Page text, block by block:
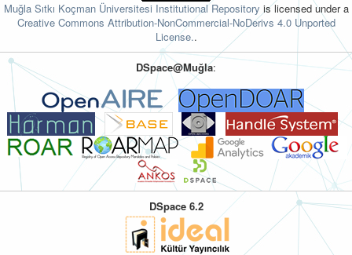
Muğla Sıtkı Koçman Üniversitesi Institutional Repository is licensed under a
Creative Commons Attribution-NonCommercial-NoDerivs 4.0 Unported
License..
DSpace@Muğla:
DSpace 6.2